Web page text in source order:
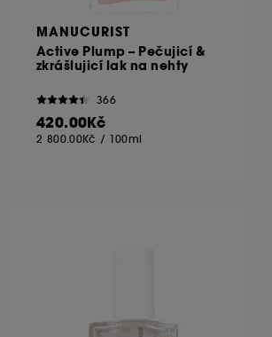
MANUCURIST
Active Plump – Pečujicí &
zkrášlujicí lak na nehty
366
420.00Kč
2 800.00Kč / 100ml